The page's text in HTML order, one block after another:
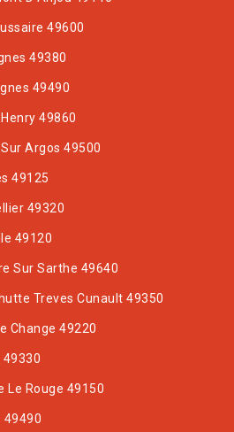
49600
49380
49490
49860
Argos 49500
49125
49320
49120
Sur Sarthe 49640
Treves Cunault 49350
Change 49220
49330
Le Rouge 49150
49490